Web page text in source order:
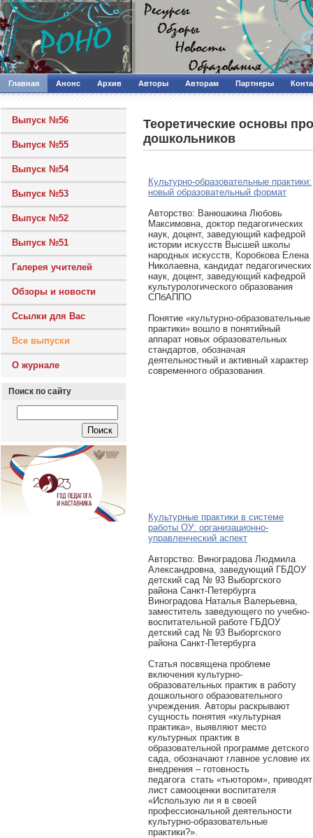
Главная Анонс Архив Авторы Авторам Партнеры
Выпуск №56
Выпуск №55
Выпуск №54
Выпуск №53
Выпуск №52
Выпуск №51
Галерея учителей
Обзоры и новости
Ссылки для Вас
Все выпуски
О журнале
Поиск по сайту
Теоретические основы
дошкольников
Культурно-образовательные практики:
новый образовательный формат
Авторcтво: Ванюшкина Любовь
Максимовна, доктор педагогических
наук, доцент, заведующий кафедрой
истории искусств Высшей школы
народных искусств, Коробкова Елена
Николаевна, кандидат педагогических
наук, доцент, заведующий кафедрой
культурологического образования
СПбАППО
Понятие «культурно-образовательные
практики» вошло в понятийный
аппарат новых образовательных
стандартов, обозначая
деятельностный и активный характер
современного образования.
Культурные практики в системе
работы ОУ: организационно-
управленческий аспект
Авторcтво: Виноградова Людмила
Александровна, заведующий ГБДОУ
детский сад № 93 Выборгского
района Санкт-Петербурга
Виноградова Наталья Валерьевна,
заместитель заведующего по учебно-
воспитательной работе ГБДОУ
детский сад № 93 Выборгского
района Санкт-Петербурга
Статья посвящена проблеме
включения культурно-
образовательных практик в работу
дошкольного образовательного
учреждения. Авторы раскрывают
сущность понятия «культурная
практика», выявляют место
культурных практик в
образовательной программе детского
сада, обозначают главное условие их
внедрения – готовность
педагога стать «тьютором», приводят
лист самооценки воспитателя
«Использую ли я в своей
профессиональной деятельности
культурно-образовательные
практики?».